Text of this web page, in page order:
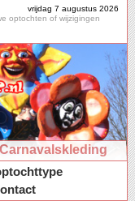
vrijdag 7 augustus 2026
optochten of wijzigingen
Carnavalskleding